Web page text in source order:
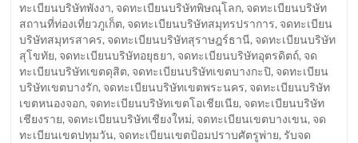
ทะเบียนบริษัทพังงา, จดทะเบียนบริษัทพิษณุโลก, จดทะเบียนบริษัท
สถานที่ท่องเที่ยวภูเก็ต, จดทะเบียนบริษัทสมุทรปราการ, จดทะเบียน
บริษัทสมุทรสาคร, จดทะเบียนบริษัทสุราษฎร์ธานี, จดทะเบียนบริษัท
สุโขทัย, จดทะเบียนบริษัทอยุธยา, จดทะเบียนบริษัทอุตรดิตถ์, จด
ทะเบียนบริษัทเขตดุสิต, จดทะเบียนบริษัทเขตบางกะปิ, จดทะเบียน
บริษัทเขตบางรัก, จดทะเบียนบริษัทเขตพระนคร, จดทะเบียนบริษัท
เขตหนองจอก, จดทะเบียนบริษัทเขตโอเชียเนีย, จดทะเบียนบริษัท
เชียงราย, จดทะเบียนบริษัทเชียงใหม่, จดทะเบียนเขตบางเขน, จด
ทะเบียนเขตปทุมวัน, จดทะเบียนเขตป้อมปราบศัตรูพ่าย, รับจด